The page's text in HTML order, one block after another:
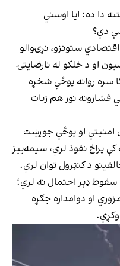
دا ده: ایا اوسني
دي؟
ستونزو، نړۍوالو
او د خلکو له نارضایتۍ
سره روانه پوځي شخړه
فشارونه نور هم زیات
امنیتي او پوځي جوړښت
پراخ نفوذ لري، سیمه‌ییز
د کنټرول توان لري.
سقوط ډېر احتمال نه لري؛
او دوامداره جګړه